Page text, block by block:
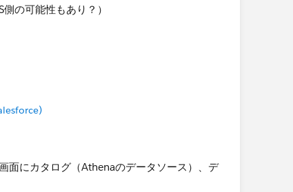
の可能性もあり？）
面にカタログ（Athenaのデータソース）、デ